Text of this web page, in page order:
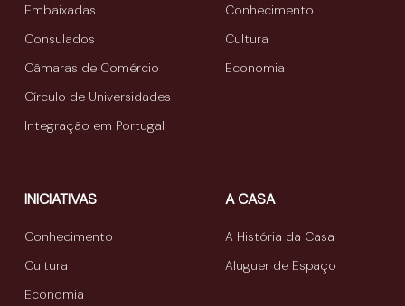
Embaixadas
Consulados
Câmaras de Comércio
Círculo de Universidades
Integração em Portugal
Conhecimento
Cultura
Economia
INICIATIVAS
Conhecimento
Cultura
Economia
A CASA
A História da Casa
Aluguer de Espaço